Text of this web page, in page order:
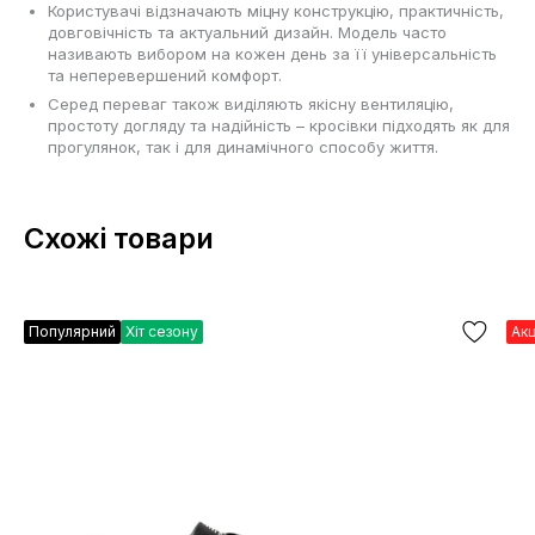
Користувачі відзначають міцну конструкцію, практичність,
довговічність та актуальний дизайн. Модель часто
називають вибором на кожен день за її універсальність
та неперевершений комфорт.
Серед переваг також виділяють якісну вентиляцію,
простоту догляду та надійність – кросівки підходять як для
прогулянок, так і для динамічного способу життя.
Схожі товари
Популярний Хіт сезону